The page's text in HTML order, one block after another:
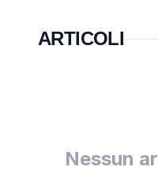
ARTICOLI
Nessun